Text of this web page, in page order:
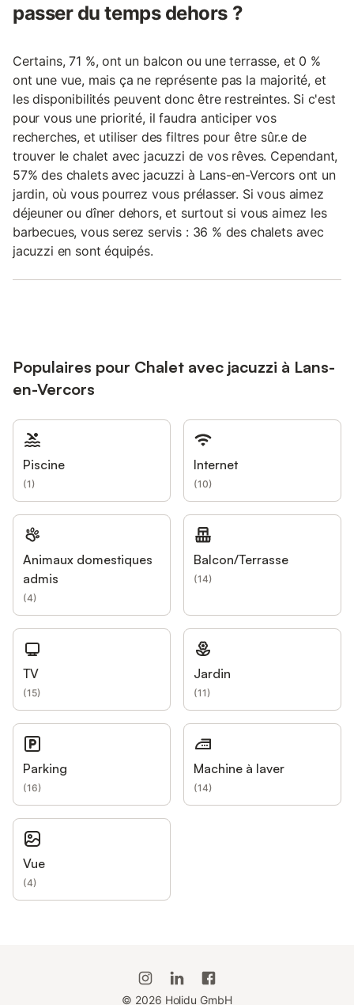
passer du temps dehors ?
Certains, 71 %, ont un balcon ou une terrasse, et 0 %
ont une vue, mais ça ne représente pas la majorité, et
les disponibilités peuvent donc être restreintes. Si c'est
pour vous une priorité, il faudra anticiper vos
recherches, et utiliser des filtres pour être sûr.e de
trouver le chalet avec jacuzzi de vos rêves. Cependant,
57% des chalets avec jacuzzi à Lans-en-Vercors ont un
jardin, où vous pourrez vous prélasser. Si vous aimez
déjeuner ou dîner dehors, et surtout si vous aimez les
barbecues, vous serez servis : 36 % des chalets avec
jacuzzi en sont équipés.
Populaires pour Chalet avec jacuzzi à Lans-
en-Vercors
Piscine
(1)
Internet
(10)
Animaux domestiques
admis
(4)
Balcon/Terrasse
(14)
TV
(15)
Jardin
(11)
Parking
(16)
Machine à laver
(14)
Vue
(4)
© 2026 Holidu GmbH